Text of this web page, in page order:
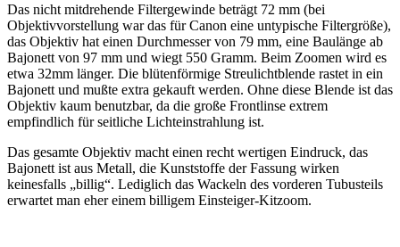
Das nicht mitdrehende Filtergewinde beträgt 72 mm (bei
Objektivvorstellung war das für Canon eine untypische Filtergröße),
das Objektiv hat einen Durchmesser von 79 mm, eine Baulänge ab
Bajonett von 97 mm und wiegt 550 Gramm. Beim Zoomen wird es
etwa 32mm länger. Die blütenförmige Streulichtblende rastet in ein
Bajonett und mußte extra gekauft werden. Ohne diese Blende ist das
Objektiv kaum benutzbar, da die große Frontlinse extrem
empfindlich für seitliche Lichteinstrahlung ist.
Das gesamte Objektiv macht einen recht wertigen Eindruck, das
Bajonett ist aus Metall, die Kunststoffe der Fassung wirken
keinesfalls „billig“. Lediglich das Wackeln des vorderen Tubusteils
erwartet man eher einem billigem Einsteiger-Kitzoom.